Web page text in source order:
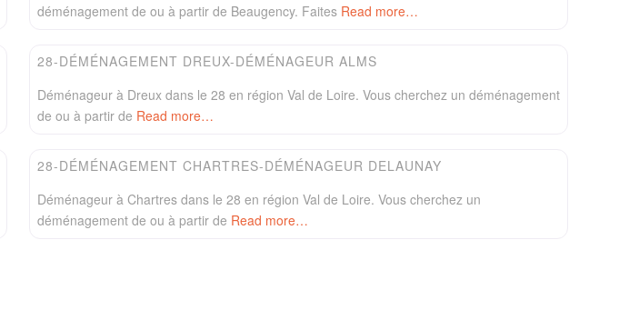
déménagement de ou à partir de Beaugency. Faites Read more…
28-DÉMÉNAGEMENT DREUX-DÉMÉNAGEUR ALMS
Déménageur à Dreux dans le 28 en région Val de Loire. Vous cherchez un déménagement
de ou à partir de Read more…
28-DÉMÉNAGEMENT CHARTRES-DÉMÉNAGEUR DELAUNAY
Déménageur à Chartres dans le 28 en région Val de Loire. Vous cherchez un
déménagement de ou à partir de Read more…